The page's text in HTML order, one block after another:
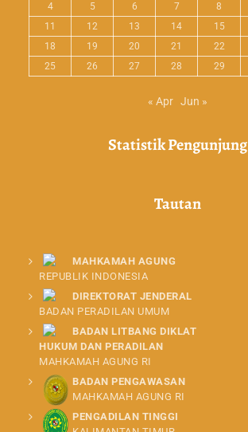
4
5 6 7 8
11
12 13 14 15
18
19 20 21 22
25
26 27 28 29
« Apr Jun »
Statistik Pengunjung
Tautan
MAHKAMAH AGUNG
REPUBLIK INDONESIA
DIREKTORAT JENDERAL
BADAN PERADILAN UMUM
BADAN LITBANG DIKLAT
HUKUM DAN PERADILAN
MAHKAMAH AGUNG RI
BADAN PENGAWASAN
MAHKAMAH AGUNG RI
PENGADILAN TINGGI